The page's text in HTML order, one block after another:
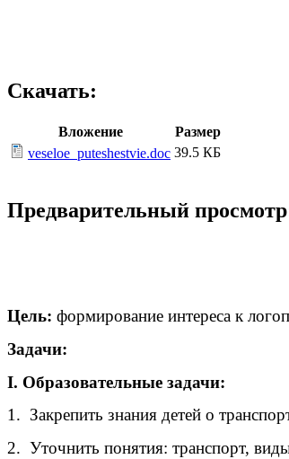
Скачать:
Вложение
Размер
veseloe_puteshestvie.doc 39.5 КБ
Предварительный
Цель: формирование интереса к
Задачи:
I. Образовательные задачи:
1. Закрепить знания детей о
2. Уточнить понятия: транспорт,